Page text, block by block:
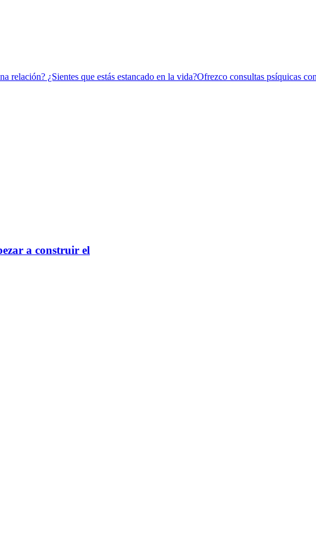
relación? ¿Sientes que estás estancado en la vida?Ofrezco consultas psíquicas
a construir el